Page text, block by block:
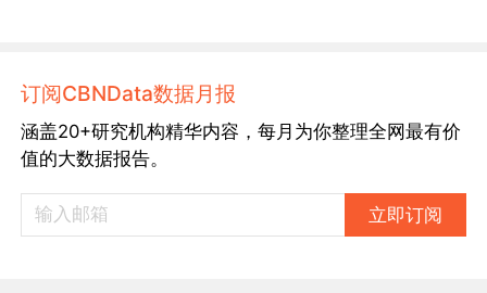
订阅CBNData数据月报
涵盖20+研究机构精华内容，每月为你整理全网最有价
值的大数据报告。
立即订阅